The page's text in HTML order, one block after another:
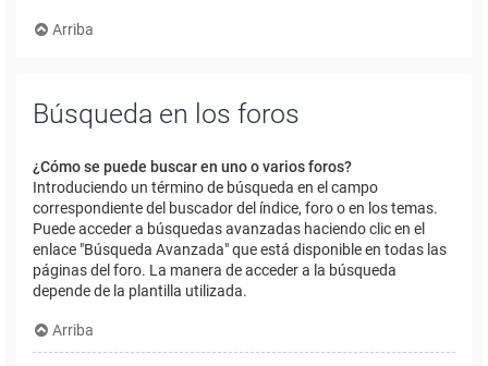
Arriba
Búsqueda en los foros
¿Cómo se puede buscar en uno o varios foros?
Introduciendo un término de búsqueda en el campo
correspondiente del buscador del índice, foro o en los temas.
Puede acceder a búsquedas avanzadas haciendo clic en el
enlace "Búsqueda Avanzada" que está disponible en todas las
páginas del foro. La manera de acceder a la búsqueda
depende de la plantilla utilizada.
Arriba